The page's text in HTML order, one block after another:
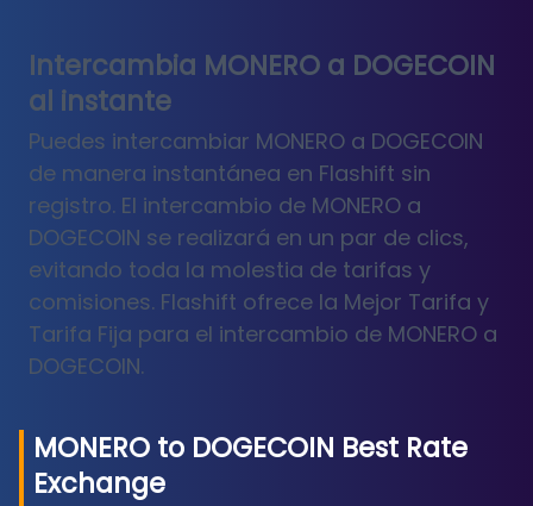
Intercambia MONERO a DOGECOIN
al instante
Puedes intercambiar MONERO a DOGECOIN
de manera instantánea en Flashift sin
registro. El intercambio de MONERO a
DOGECOIN se realizará en un par de clics,
evitando toda la molestia de tarifas y
comisiones. Flashift ofrece la Mejor Tarifa y
Tarifa Fija para el intercambio de MONERO a
DOGECOIN.
MONERO to DOGECOIN Best Rate
Exchange